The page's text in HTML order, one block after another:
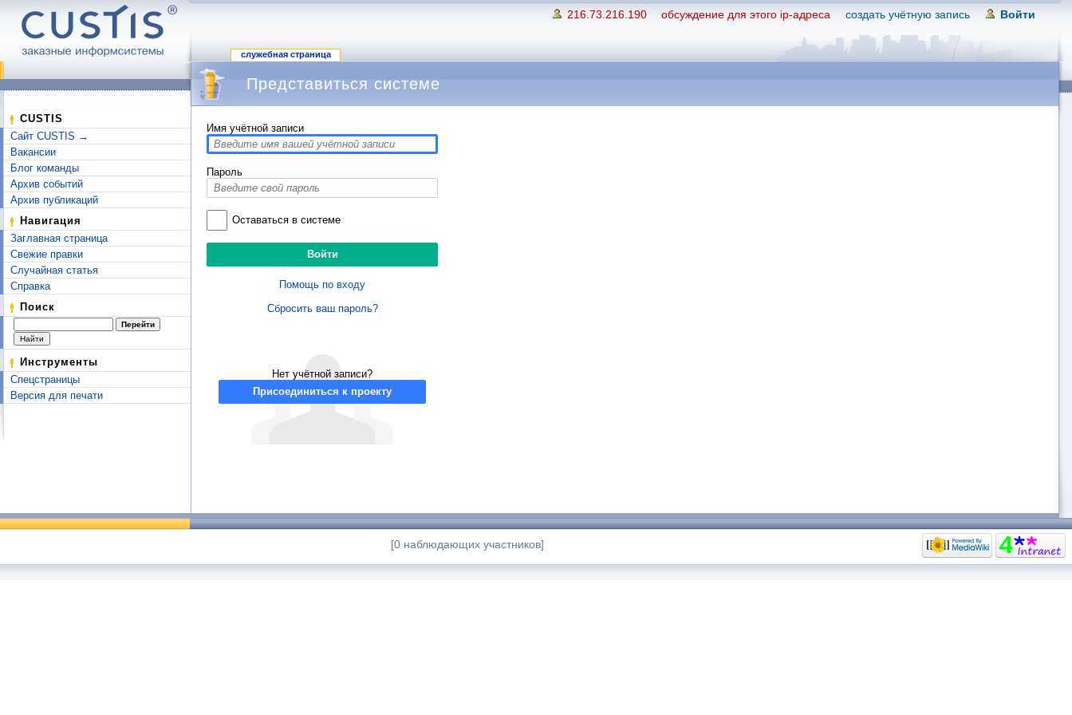
216.73.216.190 обсуждение для этого ip-адреса создать учётную запись Войти
служебная страница
CUSTIS
Сайт CUSTIS →
Вакансии
Блог команды
Архив событий
Архив публикаций
Навигация
Заглавная страница
Свежие правки
Случайная статья
Справка
Поиск
Инструменты
Спецстраницы
Версия для печати
Представиться системе
Имя учётной записи
Пароль
Оставаться в системе
Помощь по входу
Сбросить ваш пароль?
Нет учётной записи?
Присоединиться к проекту
[0 наблюдающих участников]